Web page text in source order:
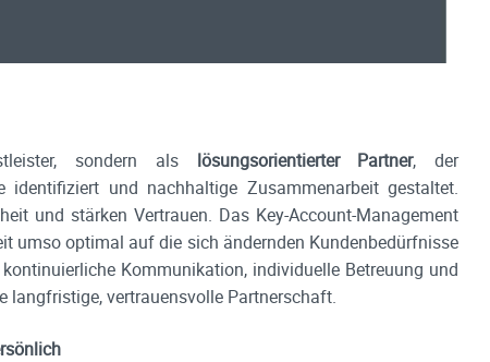
sondern als lösungsorientierter Partner, der
identifiziert und nachhaltige Zusammenarbeit gestaltet.
und stärken Vertrauen. Das Key-Account-Management
umso optimal auf die sich ändernden Kundenbedürfnisse
Kommunikation, individuelle Betreuung und
langfristige, vertrauensvolle Partnerschaft.